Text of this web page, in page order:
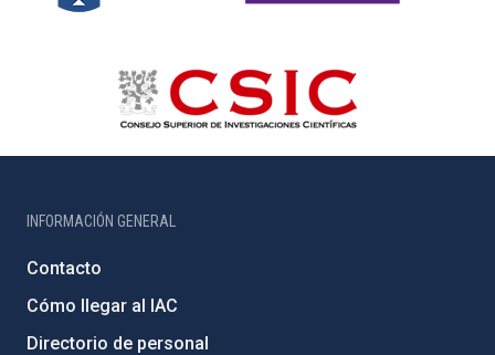
INFORMACIÓN GENERAL
Contacto
Cómo llegar al IAC
Directorio de personal